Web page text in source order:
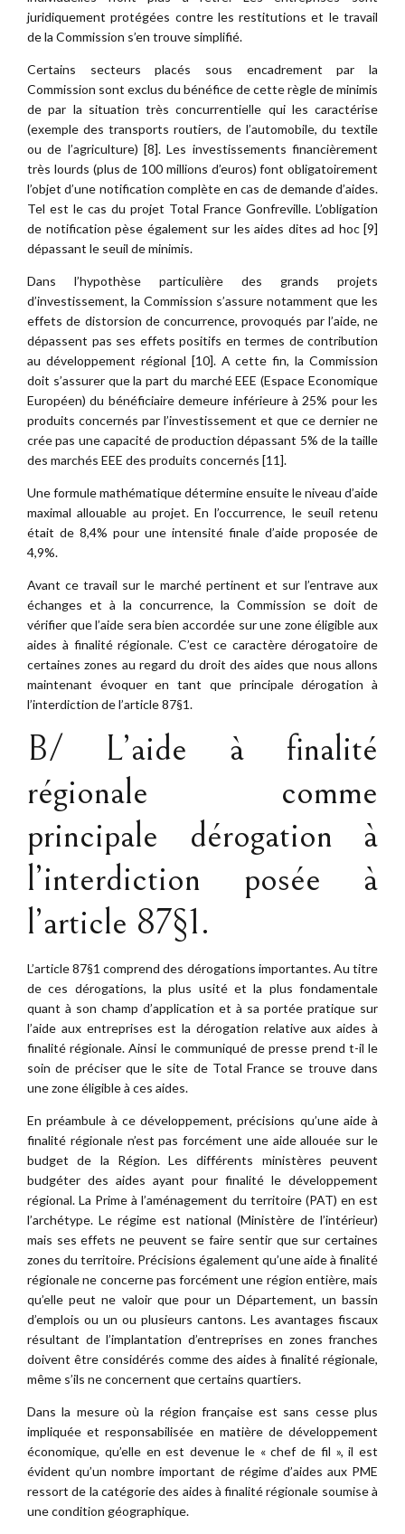
juridiquement protégées contre les restitutions et le travail
de la Commission s’en trouve simplifié.
Certains secteurs placés sous encadrement par la
Commission sont exclus du bénéfice de cette règle de minimis
de par la situation très concurrentielle qui les caractérise
(exemple des transports routiers, de l’automobile, du textile
ou de l’agriculture) [8]. Les investissements financièrement
très lourds (plus de 100 millions d’euros) font obligatoirement
l’objet d’une notification complète en cas de demande d’aides.
Tel est le cas du projet Total France Gonfreville. L’obligation
de notification pèse également sur les aides dites ad hoc [9]
dépassant le seuil de minimis.
Dans l’hypothèse particulière des grands projets
d’investissement, la Commission s’assure notamment que les
effets de distorsion de concurrence, provoqués par l’aide, ne
dépassent pas ses effets positifs en termes de contribution
au développement régional [10]. A cette fin, la Commission
doit s’assurer que la part du marché EEE (Espace Economique
Européen) du bénéficiaire demeure inférieure à 25% pour les
produits concernés par l’investissement et que ce dernier ne
crée pas une capacité de production dépassant 5% de la taille
des marchés EEE des produits concernés [11].
Une formule mathématique détermine ensuite le niveau d’aide
maximal allouable au projet. En l’occurrence, le seuil retenu
était de 8,4% pour une intensité finale d’aide proposée de
4,9%.
Avant ce travail sur le marché pertinent et sur l’entrave aux
échanges et à la concurrence, la Commission se doit de
vérifier que l’aide sera bien accordée sur une zone éligible aux
aides à finalité régionale. C’est ce caractère dérogatoire de
certaines zones au regard du droit des aides que nous allons
maintenant évoquer en tant que principale dérogation à
l’interdiction de l’article 87§1.
B/ L’aide à finalité
régionale comme
principale dérogation à
l’interdiction posée à
l’article 87§1.
L’article 87§1 comprend des dérogations importantes. Au titre
de ces dérogations, la plus usité et la plus fondamentale
quant à son champ d’application et à sa portée pratique sur
l’aide aux entreprises est la dérogation relative aux aides à
finalité régionale. Ainsi le communiqué de presse prend t-il le
soin de préciser que le site de Total France se trouve dans
une zone éligible à ces aides.
En préambule à ce développement, précisions qu’une aide à
finalité régionale n’est pas forcément une aide allouée sur le
budget de la Région. Les différents ministères peuvent
budgéter des aides ayant pour finalité le développement
régional. La Prime à l’aménagement du territoire (PAT) en est
l’archétype. Le régime est national (Ministère de l’intérieur)
mais ses effets ne peuvent se faire sentir que sur certaines
zones du territoire. Précisions également qu’une aide à finalité
régionale ne concerne pas forcément une région entière, mais
qu’elle peut ne valoir que pour un Département, un bassin
d’emplois ou un ou plusieurs cantons. Les avantages fiscaux
résultant de l’implantation d’entreprises en zones franches
doivent être considérés comme des aides à finalité régionale,
même s’ils ne concernent que certains quartiers.
Dans la mesure où la région française est sans cesse plus
impliquée et responsabilisée en matière de développement
économique, qu’elle en est devenue le « chef de fil », il est
évident qu’un nombre important de régime d’aides aux PME
ressort de la catégorie des aides à finalité régionale soumise à
une condition géographique.